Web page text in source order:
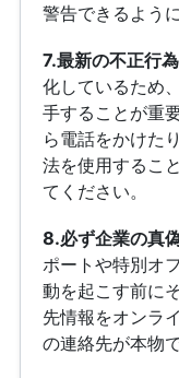
警告できるよう
7.最新の不正行
化しているため
手することが重
ら電話をかけた
法を使用するこ
てください。
8.必ず企業の真
ポートや特別オ
動を起こす前に
先情報をオンラ
の連絡先が本物